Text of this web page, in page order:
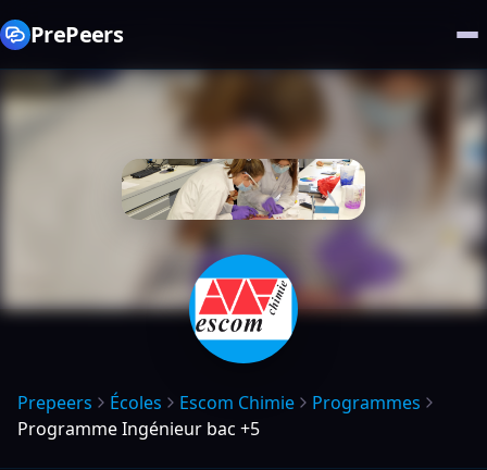
PrePeers
Prepeers Écoles Escom Chimie
Programmes
Programme Ingénieur bac +5